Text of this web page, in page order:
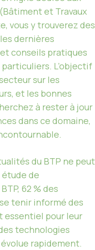
et Travaux
vous y trouverez des
dernières
conseils pratiques
L’objectif
sur les
et les bonnes
à rester à jour
dans ce domaine,
du BTP ne peut
de
62 % des
tenir informé des
essentiel pour leur
technologies
rapidement.